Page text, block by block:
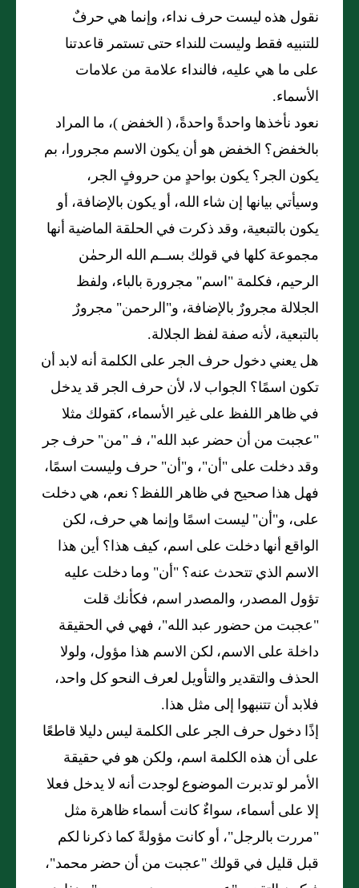
نقول هذه ليست حرف نداء، وإنما هي حرفٌ
للتنبيه فقط وليست للنداء حتى تستمر قاعدتنا
على ما هي عليه، فالنداء علامة من علامات
الأسماء.
نعود نأخذها واحدةً واحدةً، ( الخفض )، ما المراد
بالخفض؟ الخفض هو أن يكون الاسم مجرورا، بم
يكون الجر؟ يكون بواحدٍ من حروفٍ الجر،
وسيأتي بيانها إن شاء الله، أو يكون بالإضافة، أو
يكون بالتبعية، وقد ذكرت في الحلقة الماضية أنها
مجموعة كلها في قولك بســم الله الرحمٰن
الرحيم، فكلمة "اسم" مجرورة بالباء، ولفظ
الجلالة مجرورٌ بالإضافة، و"الرحمن" مجرورٌ
بالتبعية، لأنه صفة لفظ الجلالة.
هل يعني دخول حرف الجر على الكلمة أنه لابد أن
تكون اسمًا؟ الجواب لا، لأن حرف الجر قد يدخل
في ظاهر اللفظ على غير الأسماء، كقولك مثلا
"عجبت من أن حضر عبد الله"، فـ "من" حرف جر
وقد دخلت على "أن"، و"أن" حرف وليست اسمًا،
فهل هذا صحيح في ظاهر اللفظ؟ نعم، هي دخلت
على، و"أن" ليست اسمًا وإنما هي حرف، لكن
الواقع أنها دخلت على اسم، كيف هذا؟ أين هذا
الاسم الذي تتحدث عنه؟ "أن" وما دخلت عليه
تؤول المصدر، والمصدر اسم، فكأنك قلت
"عجبت من حضور عبد الله"، فهي في الحقيقة
داخلة على الاسم، لكن الاسم هذا مؤول، ولولا
الحذف والتقدير والتأويل لعرف النحو كل واحد،
فلابد أن تتنبهوا إلى مثل هذا.
إذًا دخول حرف الجر على الكلمة ليس دليلا قاطعًا
على أن هذه الكلمة اسم، ولكن هو في حقيقة
الأمر لو تدبرت الموضوع لوجدت أنه لا يدخل فعلا
إلا على أسماء، سواءٌ كانت أسماء ظاهرة مثل
"مررت بالرجل"، أو كانت مؤولةً كما ذكرنا لكم
قبل قليل في قولك "عجبت من أن حضر محمد"،